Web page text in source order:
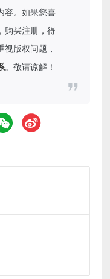
容。如果您喜
购买注册，得
版权问题，
。敬请谅解！